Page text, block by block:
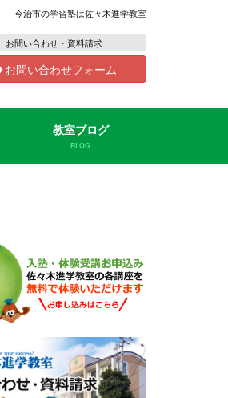
今治市の学習塾は佐々木進学教室
お問い合わせ・資料請求
お問い合わせフォーム
教室ブログ
BLOG